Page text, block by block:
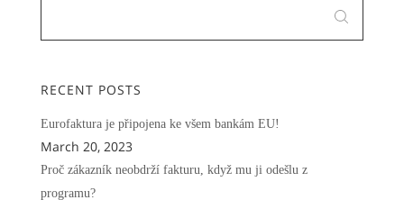
RECENT POSTS
Eurofaktura je připojena ke všem bankám EU!
March 20, 2023
Proč zákazník neobdrží fakturu, když mu ji odešlu z
programu?